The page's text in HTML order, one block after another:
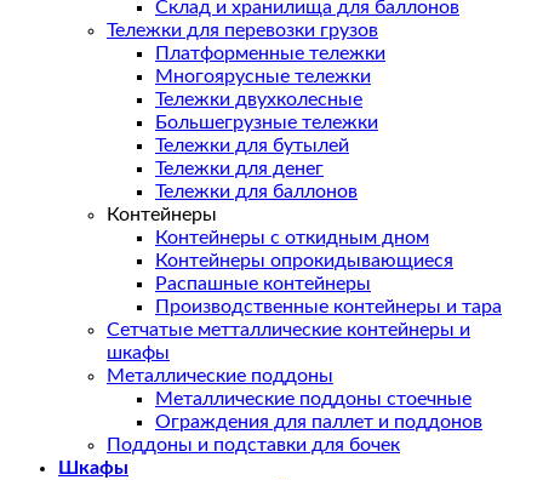
Склад и хранилища для баллонов
Тележки для перевозки грузов
Платформенные тележки
Многоярусные тележки
Тележки двухколесные
Большегрузные тележки
Тележки для бутылей
Тележки для денег
Тележки для баллонов
Контейнеры
Контейнеры с откидным дном
Контейнеры опрокидывающиеся
Распашные контейнеры
Производственные контейнеры и тара
Сетчатые метталлические контейнеры и
шкафы
Металлические поддоны
Металлические поддоны стоечные
Ограждения для паллет и поддонов
Поддоны и подставки для бочек
Шкафы